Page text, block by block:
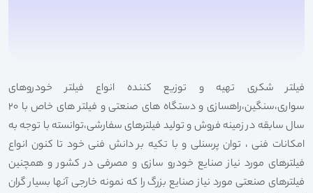
فیلتر شکری تهیه و توزیع کننده انواع فیلتر خودروهای
سواری،سنگین،راهسازی و دستگاه های صنعتی و فیلتر های خاص با 20
سال سابقه در زمینه فروش و تولید فیلترهای سفارشی،توانسته با توجه به
امکانات فنی ، توان پرسنلی و با تکیه بر دانش فنی خود تا کنون انواع
فیلترهای مورد نیاز صنایع خودرو سازی و مصرفی در کشور و همچنین
فیلترهای صنعتی مورد نیاز صنایع بزرگ را که نمونه خارجی آنها بسیار گران